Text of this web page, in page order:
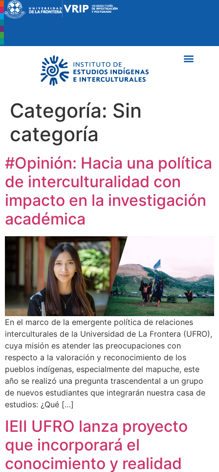
Categoría: Sin
categoría
#Opinión: Hacia una política
de interculturalidad con
impacto en la investigación
académica
En el marco de la emergente política de relaciones
interculturales de la Universidad de La Frontera (UFRO),
cuya misión es atender las preocupaciones con
respecto a la valoración y reconocimiento de los
pueblos indígenas, especialmente del mapuche, este
año se realizó una pregunta trascendental a un grupo
de nuevos estudiantes que integrarán nuestra casa de
estudios: ¿Qué […]
IEII UFRO lanza proyecto
que incorporará el
conocimiento y realidad